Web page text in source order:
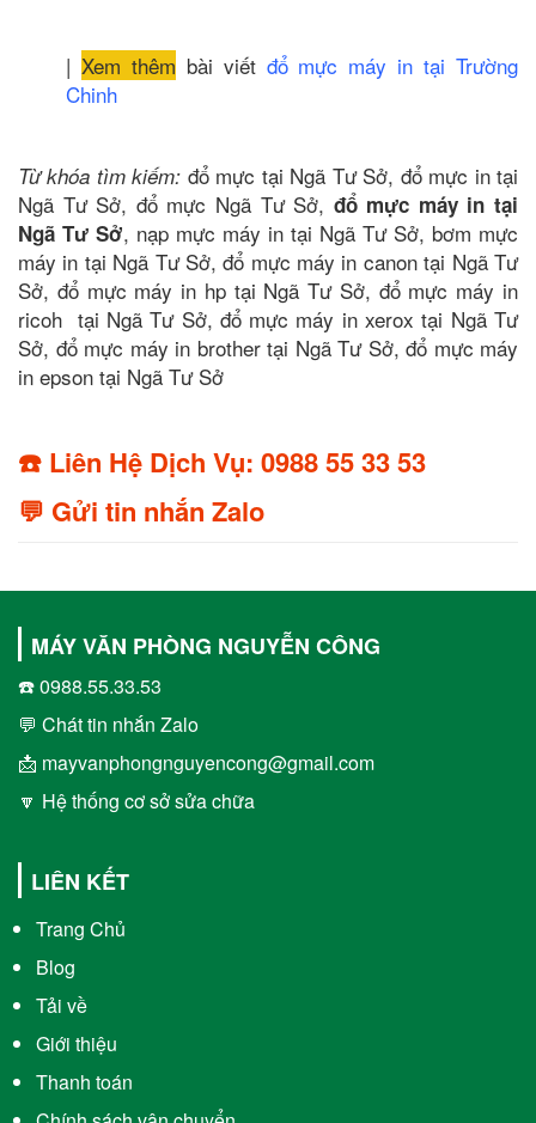
| Xem thêm bài viết đổ mực máy in tại Trường
Chinh
Từ khóa tìm kiếm: đổ mực tại Ngã Tư Sở, đổ mực in tại
Ngã Tư Sở, đổ mực Ngã Tư Sở, đổ mực máy in tại
Ngã Tư Sở, nạp mực máy in tại Ngã Tư Sở, bơm mực
máy in tại Ngã Tư Sở, đổ mực máy in canon tại Ngã Tư
Sở, đổ mực máy in hp tại Ngã Tư Sở, đổ mực máy in
ricoh tại Ngã Tư Sở, đổ mực máy in xerox tại Ngã Tư
Sở, đổ mực máy in brother tại Ngã Tư Sở, đổ mực máy
in epson tại Ngã Tư Sở
☎️ Liên Hệ Dịch Vụ: 0988 55 33 53
💬 Gửi tin nhắn Zalo
MÁY VĂN PHÒNG NGUYỄN CÔNG
☎️ 0988.55.33.53
💬 Chát tin nhắn Zalo
📩 mayvanphongnguyencong@gmail.com
🔽 Hệ thống cơ sở sửa chữa
LIÊN KẾT
Trang Chủ
Blog
Tải về
Giới thiệu
Thanh toán